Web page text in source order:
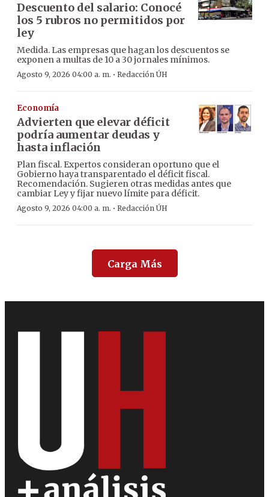
Descuento del salario: Conocé
los 5 rubros no permitidos por
ley
Medida. Las empresas que hagan los descuentos se
exponen a multas de 10 a 30 jornales mínimos.
Agosto 9, 2026 04:00 a. m. · Redacción ÚH
Economía
Advierten que elevar déficit
podría aumentar deudas y
hasta inflación
Plan fiscal. Expertos consideran oportuno que el
Gobierno haya transparentado el déficit fiscal.
Recomendación. Sugieren otras medidas antes que
cambiar Ley y fijar nuevo límite para déficit.
Agosto 9, 2026 04:00 a. m. · Redacción ÚH
Carga Más